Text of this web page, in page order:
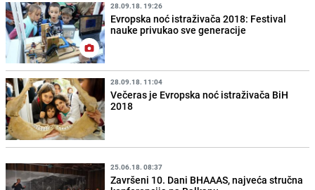
28.09.18. 19:26
Evropska noć istraživača 2018: Festival
nauke privukao sve generacije
28.09.18. 11:04
Večeras je Evropska noć istraživača BiH
2018
25.06.18. 08:37
Završeni 10. Dani BHAAAS, najveća stručna